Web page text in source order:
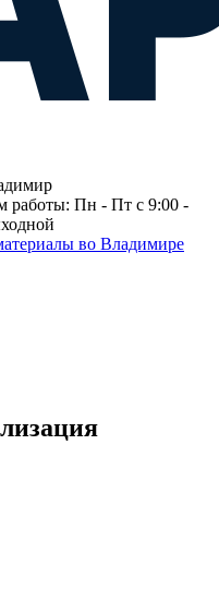
работы: Пн - Пт с 9:00 -
во Владимире